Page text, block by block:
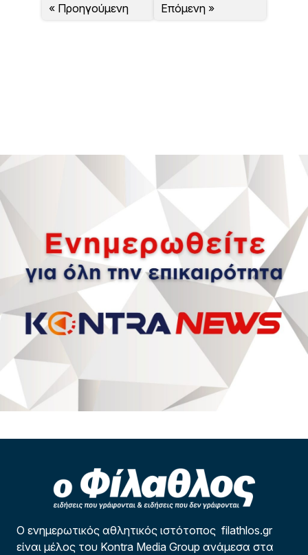
« Προηγούμενη
Επόμενη »
Ο ενημερωτικός αθλητικός ιστότοπος filathlos.gr
είναι μέλος του Kontra Media Group ανάμεσα στα